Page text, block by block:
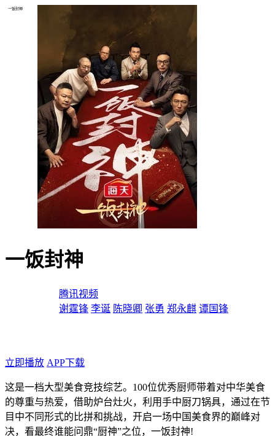
一饭封神
一饭封神
腾讯视频
谢霆锋 李诞 陈晓卿 张勇 郑永麒 谭国锋
立即播放 APP下载
这是一档大型美食竞技综艺。100位优秀厨师带着对中华美食
的尊重与热爱，借助炉台灶火，利用手中厨刀锅具，通过在节
目中不同形式的比拼和挑战，开启一场中国美食界的巅峰对
决，看最终谁能问鼎“厨神”之位，一饭封神!